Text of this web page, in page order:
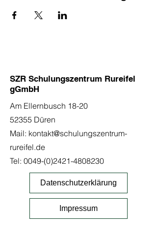
SZR Schulungszentrum Rureifel
gGmbH
Am Ellernbusch 18-20
52355 Düren
Mail: kontakt@schulungszentrum-
rureifel.de
Tel: 0049-(0)2421-4808230
Datenschutzerklärung
Impressum